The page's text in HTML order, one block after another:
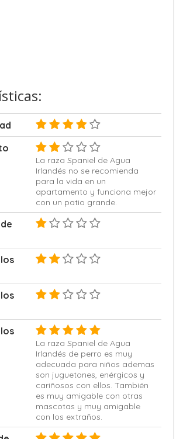
La raza Spaniel de Agua
Irlandés no se recomienda
para la vida en un
apartamento y funciona mejor
con un patio grande.
La raza Spaniel de Agua
Irlandés de perro es muy
adecuada para niños ademas
son juguetones, enérgicos y
cariñosos con ellos. También
es muy amigable con otras
mascotas y muy amigable
con los extraños.